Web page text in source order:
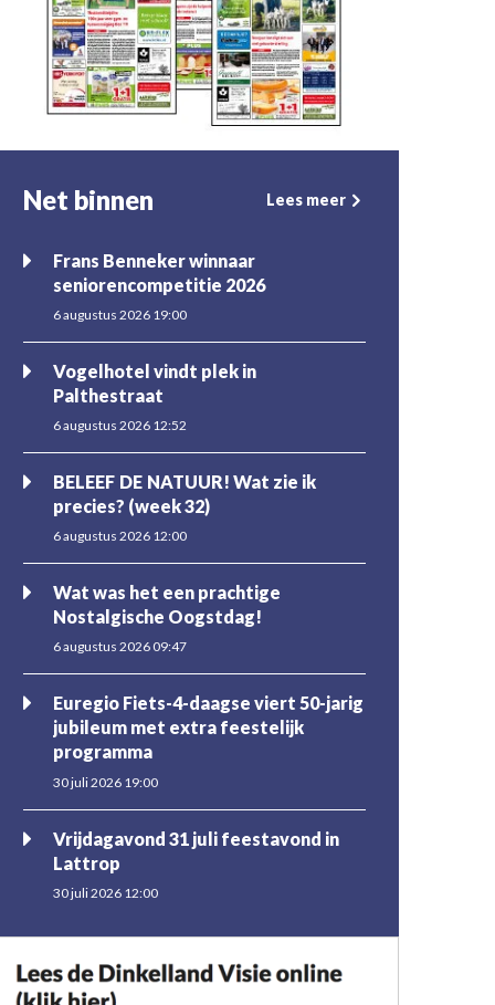
Net binnen Lees meer
Frans Benneker winnaar
seniorencompetitie 2026
6 augustus 2026 19:00
Vogelhotel vindt plek in
Palthestraat
6 augustus 2026 12:52
BELEEF DE NATUUR! Wat zie ik
precies? (week 32)
6 augustus 2026 12:00
Wat was het een prachtige
Nostalgische Oogstdag!
6 augustus 2026 09:47
Euregio Fiets-4-daagse viert 50-jarig
jubileum met extra feestelijk
programma
30 juli 2026 19:00
Vrijdagavond 31 juli feestavond in
Lattrop
30 juli 2026 12:00